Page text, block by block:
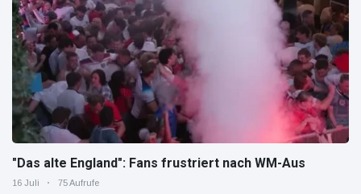
"Das alte England": Fans frustriert nach WM-Aus
16 Juli 75 Aufrufe